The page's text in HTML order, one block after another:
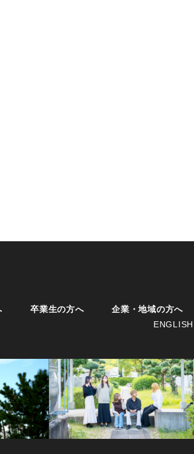
卒業生の方へ
企業・地域の方へ
ENGLISH